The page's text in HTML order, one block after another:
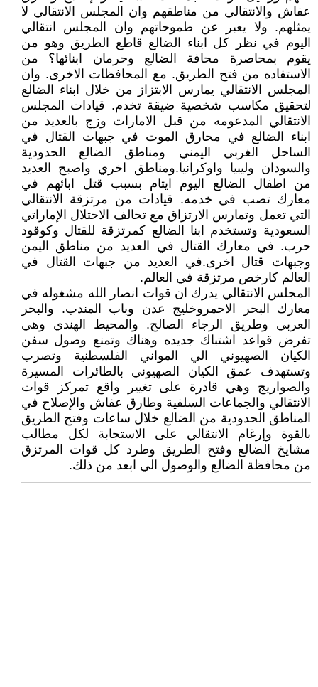
عفاش والانتقالي من مناطقهم وان المجلس الانتقالي لا
يمثلهم. ولا يعبر عن طموحاتهم وان المجلس انتقالي
اليوم في نظر كل ابناء الضالع قاطع الطريق وهو من
يقوم بمحاصرة محافة الضالع وحرمان ابنائها؟ من
الاستفاده من فتح الطريق. مع المحافظات الاخرى. وان
المجلس الانتقالي يمارس الابتزاز من خلال ابناء الضالع
لتحقيق مكاسب شخصية ضيقة تخدم. قيادات المجلس
الانتقالي المدعومه من قبل الامارات وزج بالعديد من
ابناء الضالع ‏في محارق الموت في جبهات القتال في
الساحل الغربي اليمني ومناطق الضالع الحدودية
والسودان وليبيا واوكرانيا.ومناطق اخري واصبح العديد
من اطفال الضالع اليوم ايتام بسبب قتل ابائهم في
معارك تصب في خدمه. قيادات من مرتزقة الانتقالي
التي تعمل وتمارس الارتزاق مع تحالف الاحتلال الإماراتي
السعودية وتستخدم ابنا الضالع كمرتزقة للقتال وكوقود
حرب. في معارك القتال في العديد من مناطق اليمن
وجبهات قتال اخرى.في العديد من جبهات القتال في
العالم كارخص مرتزقة في العالم.
‏المجلس الانتقالي يدرك ان قوات انصار الله مشغوله في
معارك البحر الاحمروخليج عدن وباب المندب. والبحر
العربي وطريق الرجاء الصالح. والمحيط الهندي وهي
تفرض قواعد اشتباك جديده وهناك وتمنع وصول سفن
الكيان الصهيوني الي المواني الفلسطنية وتصرب
وتستهدف عمق الكيان الصهيوني بالطائرات المسيرة
والصواريج وهي قادرة على تغيير واقع تمركز قوات
الانتقالي والجماعات السلفية وطارق عفاش والإصلاح في
المناطق الحدودية من الضالع خلال ساعات وفتح الطريق
بالقوة وإرغام الانتقالي على الاستجابة لكل مطالب
مشايخ الضالع وفتح الطريق وطرد كل قوات المرتزق
من محافظة الضالع والوصول الي ابعد من ذلك.